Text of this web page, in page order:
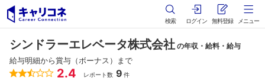
検索 ログイン 無料登録 メニュー
シンドラーエレベータ株式会社 の年収・給料・給与
給与明細から賞与（ボーナス）まで
2.4 レポート数 9 件